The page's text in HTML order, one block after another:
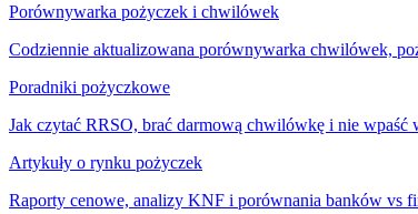
Porównywarka pożyczek i chwilówek
Codziennie aktualizowana porównywarka chwilówek,
Poradniki pożyczkowe
Jak czytać RRSO, brać darmową chwilówkę i nie wpaść
Artykuły o rynku pożyczek
Raporty cenowe, analizy KNF i porównania banków vs